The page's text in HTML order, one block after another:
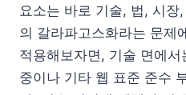
요소는 바로 기술, 법, 시장
의 갈라파고스화라는 문제
적용해보자면, 기술 면에
중이나 기타 웹 표준 준수